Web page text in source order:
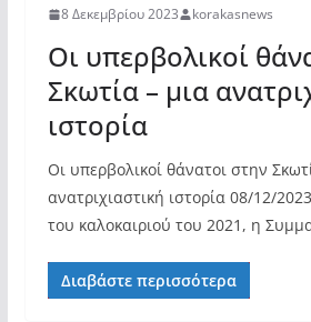
8 Δεκεμβρίου 2023 korakasnews
Οι υπερβολικοί
Σκωτία – μια
ιστορία
Οι υπερβολικοί θάνατοι στην
ανατριχιαστική ιστορία 08/12/
του καλοκαιριού του 2021, η
Διαβάστε περισσότερα